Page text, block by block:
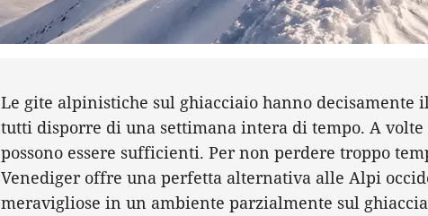
Le gite alpinistiche sul ghiacciaio hanno decisamente
tutti disporre di una settimana intera di tempo. A
possono essere sufficienti. Per non perdere troppo
Venediger offre una perfetta alternativa alle Alpi
meravigliose in un ambiente parzialmente sul